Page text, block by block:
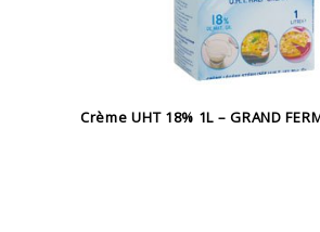
Crème UHT 18% 1L – GRAND